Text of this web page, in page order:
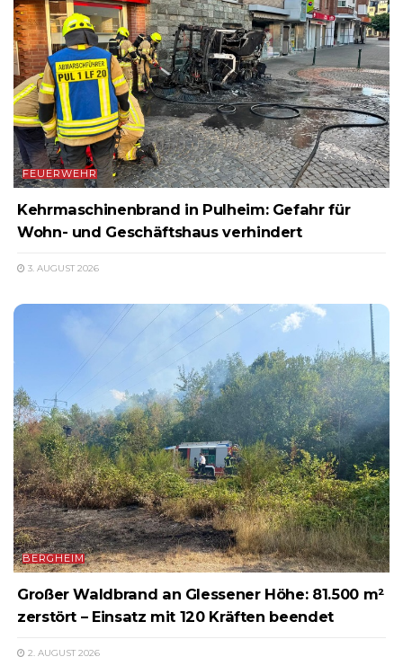
FEUERWEHR
Kehrmaschinenbrand in Pulheim: Gefahr für
Wohn- und Geschäftshaus verhindert
3. AUGUST 2026
BERGHEIM
Großer Waldbrand an Glessener Höhe: 81.500 m²
zerstört – Einsatz mit 120 Kräften beendet
2. AUGUST 2026